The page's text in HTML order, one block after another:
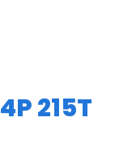
215T